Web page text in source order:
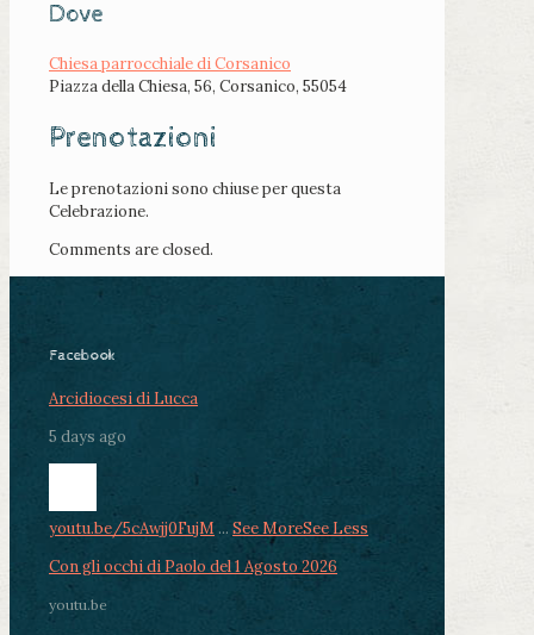
Dove
Chiesa parrocchiale di Corsanico
Piazza della Chiesa, 56, Corsanico, 55054
Prenotazioni
Le prenotazioni sono chiuse per questa
Celebrazione.
Comments are closed.
Facebook
Arcidiocesi di Lucca
5 days ago
youtu.be/5cAwjj0FujM ... See MoreSee Less
Con gli occhi di Paolo del 1 Agosto 2026
youtu.be